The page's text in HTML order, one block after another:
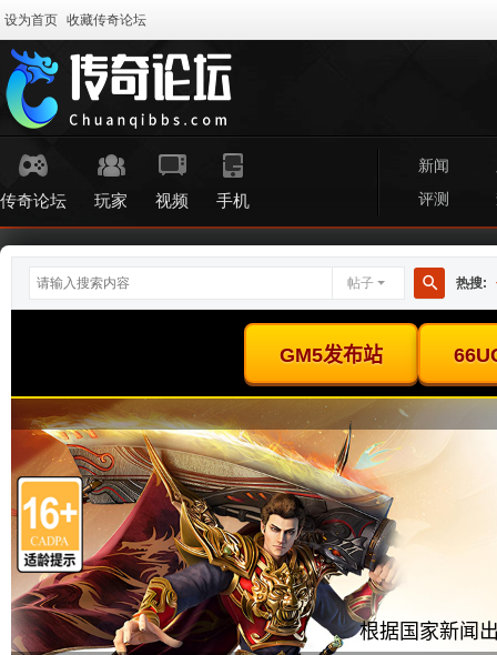
设为首页 收藏传奇论坛
传奇论坛 玩家 视频 手机
新闻
评测
帖子
搜
热搜: